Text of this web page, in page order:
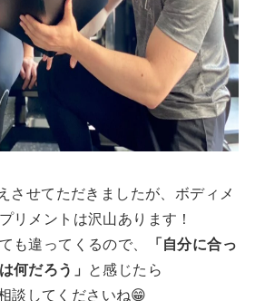
させてただきましたが、ボディメ
リメントは沢山あります！
も違ってくるので、
「自分に合っ
何だろう」 と感じたら
談してくださいね😁